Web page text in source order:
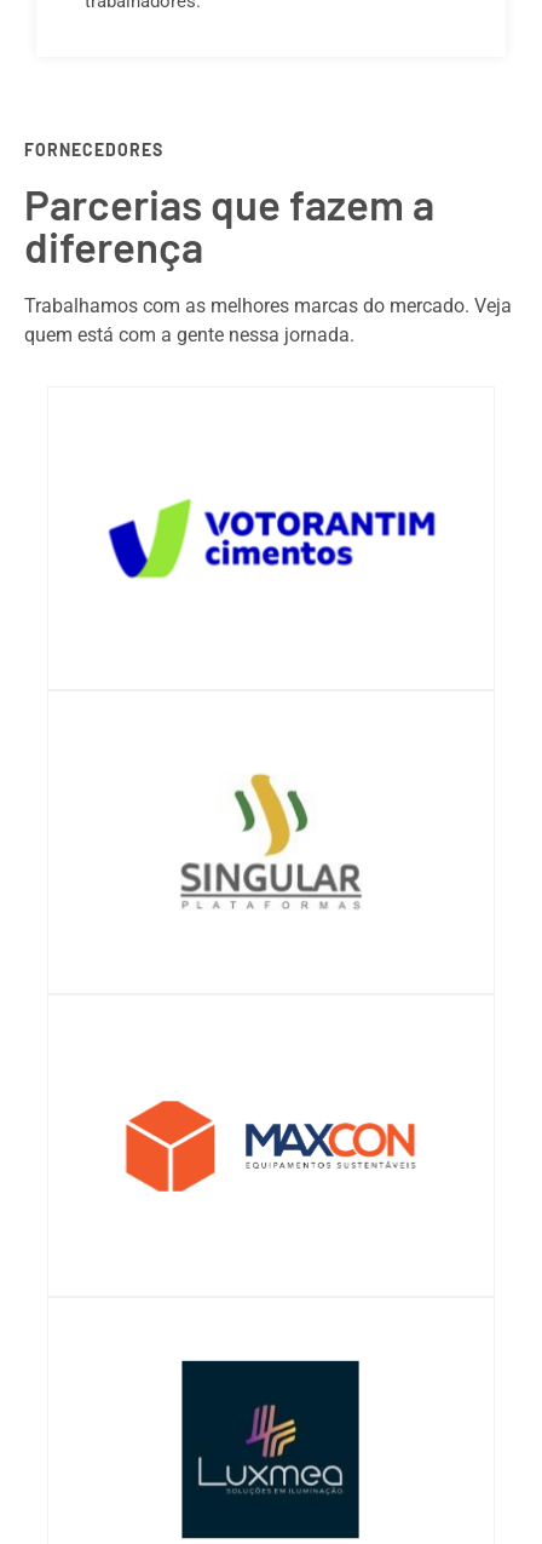
FORNECEDORES
Parcerias que fazem a
diferença
Trabalhamos com as melhores marcas do mercado. Veja
quem está com a gente nessa jornada.